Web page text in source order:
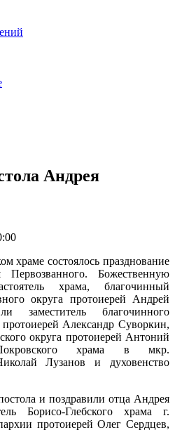
Андрея
храме состоялось празднование
Божественную
храма, благочинный
округа протоиерей Андрей
заместитель благочинного
протоиерей Александр Суворкин,
округа протоиерей Антоний
храма в мкр.
Лузанов и духовенство
и поздравили отца Андрея
Борисо-Глебского храма г.
протоиерей Олег Сердцев,